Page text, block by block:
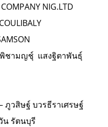
NIG.LTD
ชามญชุ์ แสงฐิตาพันธุ์
ภูวสิษฐ์ บวรธีราเศรษฐ์
น รัตนบุรี